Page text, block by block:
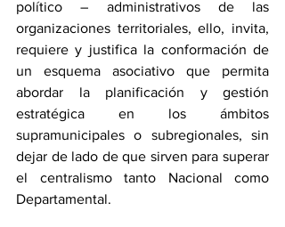
político – administrativos de las
organizaciones territoriales, ello, invita,
requiere y justifica la conformación de
un esquema asociativo que permita
abordar la planificación y gestión
estratégica en los ámbitos
supramunicipales o subregionales, sin
dejar de lado de que sirven para superar
el centralismo tanto Nacional como
Departamental.